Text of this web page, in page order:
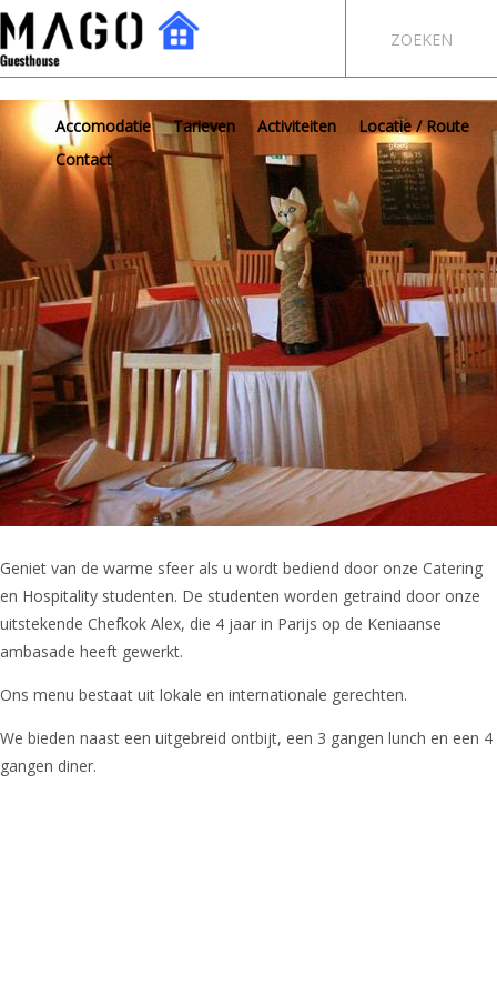
Accomodatie Tarieven Activiteiten
Locatie / Route
Contact
ZOEKEN
Geniet van de warme sfeer als u wordt bediend door onze Catering
en Hospitality studenten. De studenten worden getraind door onze
uitstekende Chefkok Alex, die 4 jaar in Parijs op de Keniaanse
ambasade heeft gewerkt.
Ons menu bestaat uit lokale en internationale gerechten.
We bieden naast een uitgebreid ontbijt, een 3 gangen lunch en een 4
gangen diner.